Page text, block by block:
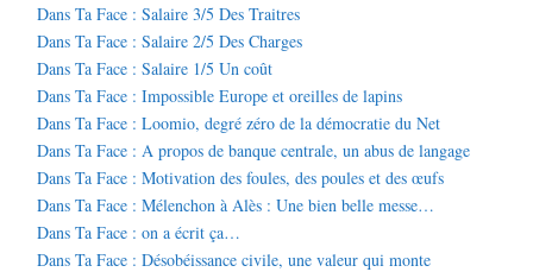
Dans Ta Face : Salaire 3/5 Des Traitres
Dans Ta Face : Salaire 2/5 Des Charges
Dans Ta Face : Salaire 1/5 Un coût
Dans Ta Face : Impossible Europe et oreilles de lapins
Dans Ta Face : Loomio, degré zéro de la démocratie du Net
Dans Ta Face : A propos de banque centrale, un abus de langage
Dans Ta Face : Motivation des foules, des poules et des œufs
Dans Ta Face : Mélenchon à Alès : Une bien belle messe…
Dans Ta Face : on a écrit ça…
Dans Ta Face : Désobéissance civile, une valeur qui monte